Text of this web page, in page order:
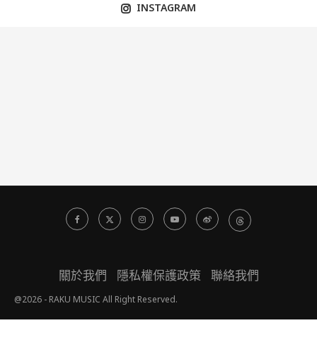
INSTAGRAM
關於我們 隱私權保護政策 聯絡我們
@2026 - RAKU MUSIC All Right Reserved.